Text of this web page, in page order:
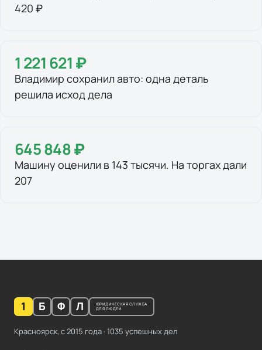
420 ₽
1 221 621 ₽
Владимир сохранил авто: одна деталь
решила исход дела
645 848 ₽
Машину оценили в 143 тысячи. На торгах дали
207
1 Б Ф Л
ЮРИДИЧЕСКАЯ СЛУЖБА
ДЛЯ ЛЮДЕЙ
Красноярск, с 2015 года · 1035 успешных дел